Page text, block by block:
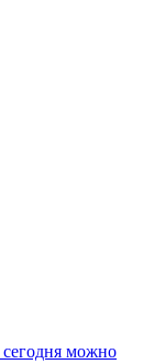
можно